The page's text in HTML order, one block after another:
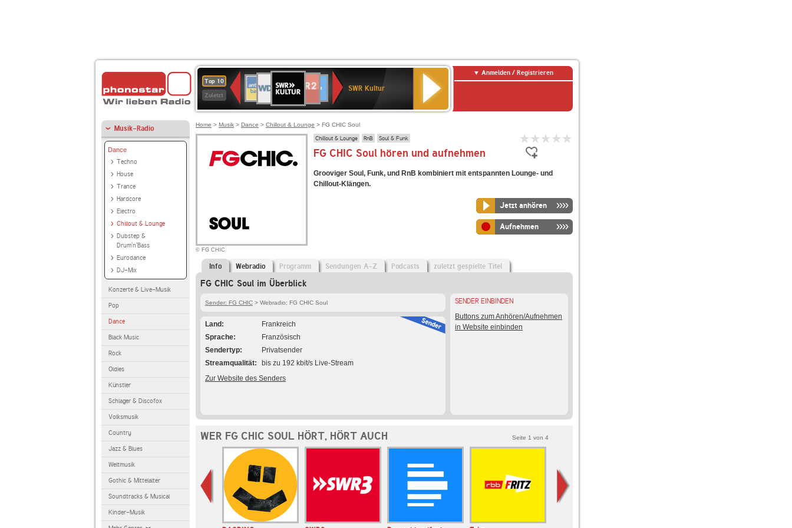
Top 10
Zuletzt
Deutschlandfunk
80er
90er
OLDIE
ANTENNE
SWR3
WDR
4
BR-
KLASSIK
Deutschlandfunk
Kultur
ANTENNE
BAYERN
2
Kultur2
SWR Kultur
Anmelden / Registrieren
Musik-Radio
Dance
Techno
House
Trance
Hardcore
Electro
Chillout & Lounge
Dubstep &
Drum'n'Bass
Eurodance
DJ-Mix
Konzerte & Live-Musik
Pop
Dance
Black Music
Rock
Oldies
Künstler
Schlager & Discofox
Volksmusik
Country
Jazz & Blues
Weltmusik
Gothic & Mittelalter
Soundtracks & Musical
Kinder-Musik
Home > Musik > Dance > Chillout & Lounge > FG CHIC Soul
© FG CHIC
Chillout & Lounge RnB Soul & Funk
FG CHIC Soul hören und aufnehmen
Grooviger Soul, Funk, und RnB kombiniert mit entspannten Lounge- und
Chillout-Klängen.
Jetzt anhören
Aufnehmen
Info Webradio Programm Sendungen A-Z Podcasts zuletzt gespielte Titel
FG CHIC Soul im Überblick
Sender: FG CHIC > Webradio: FG CHIC Soul
Land
Frankreich
Sprache
Französisch
Sendertyp
Privatsender
Streamqualität
bis zu 192 kbit/s Live-Stream
Zur Website des Senders
SENDER EINBINDEN
Buttons zum Anhören/Aufnehmen
in Website einbinden
WER FG CHIC SOUL HÖRT, HÖRT AUCH Seite 1 von 4